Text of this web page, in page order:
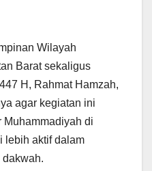
Wilayah
Barat sekaligus
H, Rahmat Hamzah,
agar kegiatan ini
Muhammadiyah di
lebih aktif dalam
dakwah.